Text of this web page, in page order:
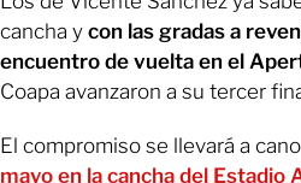
cancha y con las gradas a
encuentro de vuelta en el
Coapa avanzaron a su tercer
El compromiso se llevará a
mayo en la cancha del Estadio